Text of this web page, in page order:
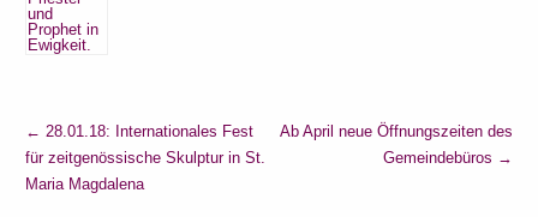
← 28.01.18: Internationales Fest
für zeitgenössische Skulptur in St.
Maria Magdalena
Ab April neue Öffnungszeiten des
Gemeindebüros →